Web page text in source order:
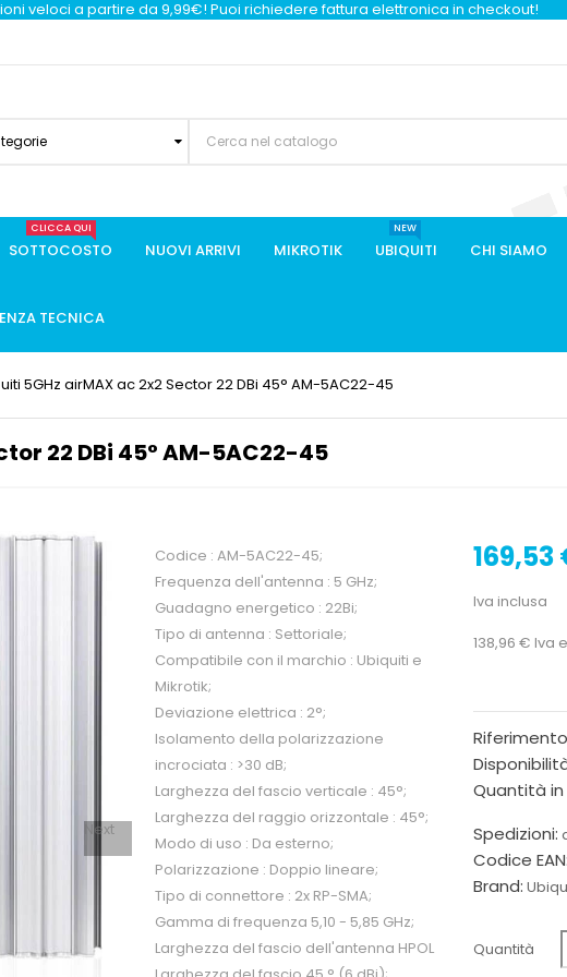
veloci a partire da 9,99€! Puoi richiedere fattura elettronica in checkout!
SOTTOCOSTO
CLICCA QUI
NUOVI ARRIVI MIKROTIK UBIQUITI
NEW
CHI SIAMO
TECNICA
5GHz airMAX ac 2x2 Sector 22 DBi 45° AM-5AC22-45
22 DBi 45° AM-5AC22-45
Next
169,53
Iva inclusa
138,96 € Iva
Quantità in
Spedizioni:
Codice EAN:
Brand:
Quantità
Codice : AM-5AC22-45;
Frequenza dell'antenna : 5 GHz;
Guadagno energetico : 22Bi;
Tipo di antenna : Settoriale;
Compatibile con il marchio : Ubiquiti e
Mikrotik;
Deviazione elettrica : 2°;
Isolamento della polarizzazione
incrociata : >30 dB;
Larghezza del fascio verticale : 45°;
Larghezza del raggio orizzontale : 45°;
Modo di uso : Da esterno;
Polarizzazione : Doppio lineare;
Tipo di connettore : 2x RP-SMA;
Gamma di frequenza 5,10 - 5,85 GHz;
Larghezza del fascio dell'antenna HPOL